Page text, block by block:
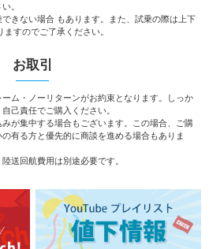
。
きない場合 もあります。また、試乗の際は上下
すのでご了承ください。
お取引
ム・ノーリターンがお約束となります。しっか
己責任でご購入ください。
が集中する場合もございます。この場合、ご購
有る方と優先的に商談を進める場合もありま
送回航費用は別途必要です。